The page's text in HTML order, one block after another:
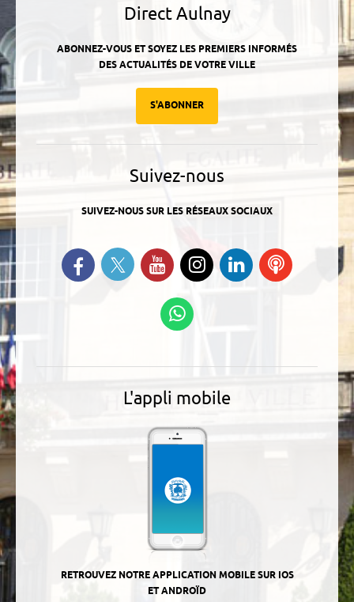
Direct Aulnay
ABONNEZ-VOUS ET SOYEZ LES PREMIERS INFORMÉS
DES ACTUALITÉS DE VOTRE VILLE
S'ABONNER
Suivez-nous
SUIVEZ-NOUS SUR LES RÉSEAUX SOCIAUX
Retrouvez-nous sur Facebook
Suivez-nous sur Twitter
Suivez-nous sur YouTube
Suivez-nous sur
Instagram
Retrouvez-
nous sur
Ecoutez
L'appli mobile
RETROUVEZ NOTRE APPLICATION MOBILE SUR IOS
ET ANDROÏD